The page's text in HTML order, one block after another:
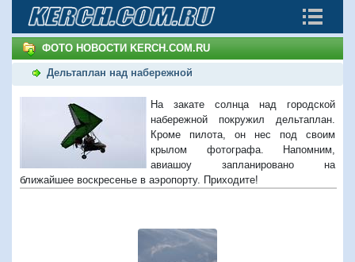
ФОТО НОВОСТИ KERCH.COM.RU
Дельтаплан над набережной
На закате солнца над городской
набережной покружил дельтаплан.
Кроме пилота, он нес под своим
крылом фотографа. Напомним,
авиашоу запланировано на
ближайшее воскресенье в аэропорту. Приходите!